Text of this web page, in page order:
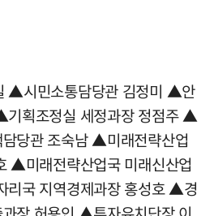
▲시민소통담당관 김정미 ▲안
기획조정실 세정과장 정점주 ▲
당관 조숙남 ▲미래전략산업
▲미래전략산업국 미래신산업
국 지역경제과장 홍성호 ▲경